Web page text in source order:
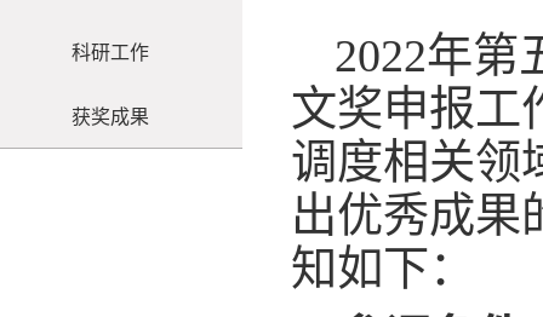
科研工作
获奖成果
2022年第
文奖申报工
调度相关领
出优秀成果
知如下：